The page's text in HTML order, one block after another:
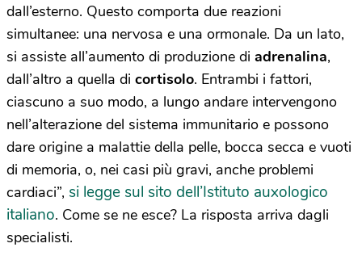
dall’esterno. Questo comporta due reazioni
simultanee: una nervosa e una ormonale. Da un lato,
si assiste all’aumento di produzione di adrenalina,
dall’altro a quella di cortisolo. Entrambi i fattori,
ciascuno a suo modo, a lungo andare intervengono
nell’alterazione del sistema immunitario e possono
dare origine a malattie della pelle, bocca secca e vuoti
di memoria, o, nei casi più gravi, anche problemi
cardiaci”, si legge sul sito dell’Istituto auxologico
italiano. Come se ne esce? La risposta arriva dagli
specialisti.